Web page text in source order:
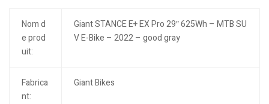
Nom d
e prod
uit:
Giant STANCE E+ EX Pro 29″ 625Wh – MTB SU
V E-Bike – 2022 – good gray
Fabrica
nt:
Giant Bikes